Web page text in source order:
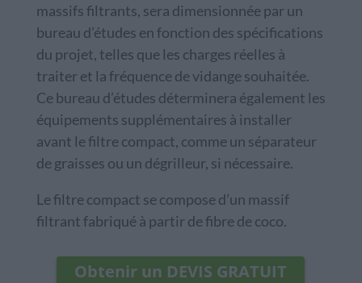
massifs filtrants, sera dimensionnée par un
bureau d’études en fonction des spécifications
du projet, telles que les charges réelles à
traiter et la fréquence de vidange souhaitée.
Ce bureau d’études déterminera également les
équipements supplémentaires à installer
avant le filtre compact, comme un séparateur
de graisses ou un dégrilleur, si nécessaire.
Le filtre compact se compose d’un massif
filtrant fabriqué à partir de fibre de coco.
Obtenir un DEVIS GRATUIT